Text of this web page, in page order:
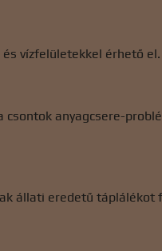
vízfelületekkel érhető el.
anyagcsere-
állati eredetű